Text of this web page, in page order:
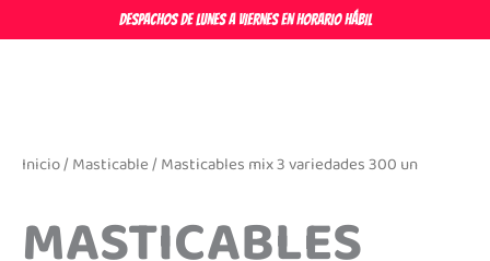
al
DESPACHOS DE LUNES A VIERNES EN HORARIO HÁBIL
Inicio/ Masticable/ Masticables mix 3 variedades 300 un